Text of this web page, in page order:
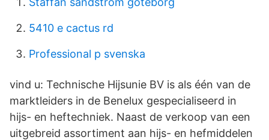
5410 e cactus rd
Professional p svenska
vind u: Technische Hijsunie BV is als één van de
marktleiders in de Benelux gespecialiseerd in
hijs- en heftechniek. Naast de verkoop van een
uitgebreid assortiment aan hijs- en hefmiddelen